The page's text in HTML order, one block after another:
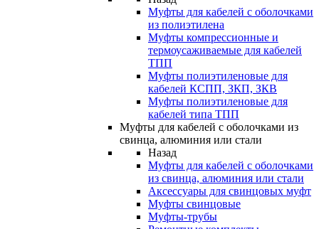
Муфты для кабелей с оболочками
из полиэтилена
Муфты компрессионные и
термоусаживаемые для кабелей
ТПП
Муфты полиэтиленовые для
кабелей КСПП, ЗКП, ЗКВ
Муфты полиэтиленовые для
кабелей типа ТПП
Муфты для кабелей с оболочками из
свинца, алюминия или стали
Назад
Муфты для кабелей с оболочками
из свинца, алюминия или стали
Аксессуары для свинцовых муфт
Муфты свинцовые
Муфты-трубы